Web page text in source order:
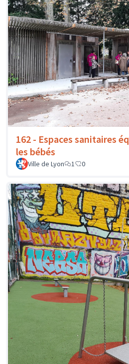
162 - Espaces sanitaires
les bébés
Ville de Lyon 1 0